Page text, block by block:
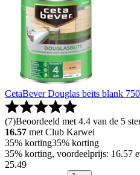
CetaBever Douglas beits blank
(7)Beoordeeld met 4.4 van de 5
16.57 met Club Karwei
35% korting35% korting
35% korting, voordeelprijs: 16.57
25.49